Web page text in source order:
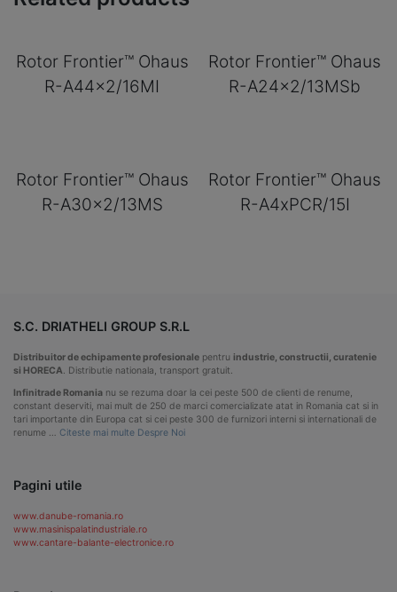
Rotor Frontier™ Ohaus
R-A44x2/16MI
Rotor Frontier™ Ohaus
R-A24x2/13MSb
Rotor Frontier™ Ohaus
R-A30x2/13MS
Rotor Frontier™ Ohaus
R-A4xPCR/15I
S.C. DRIATHELI GROUP S.R.L
Distribuitor de echipamente profesionale pentru industrie, constructii, curatenie
si HORECA . Distributie nationala, transport gratuit.
Infinitrade Romania nu se rezuma doar la cei peste 500 de clienti de renume,
constant deserviti, mai mult de 250 de marci comercializate atat in Romania cat si in
tari importante din Europa cat si cei peste 300 de furnizori interni si internationali de
renume … Citeste mai multe Despre Noi
Pagini utile
www.danube-romania.ro
www.masinispalatindustriale.ro
www.cantare-balante-electronice.ro